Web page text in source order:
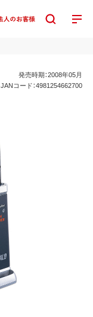
発売時期：2008年05月
JANコード：4981254662700